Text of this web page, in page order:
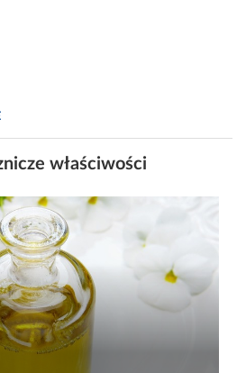
właściwości